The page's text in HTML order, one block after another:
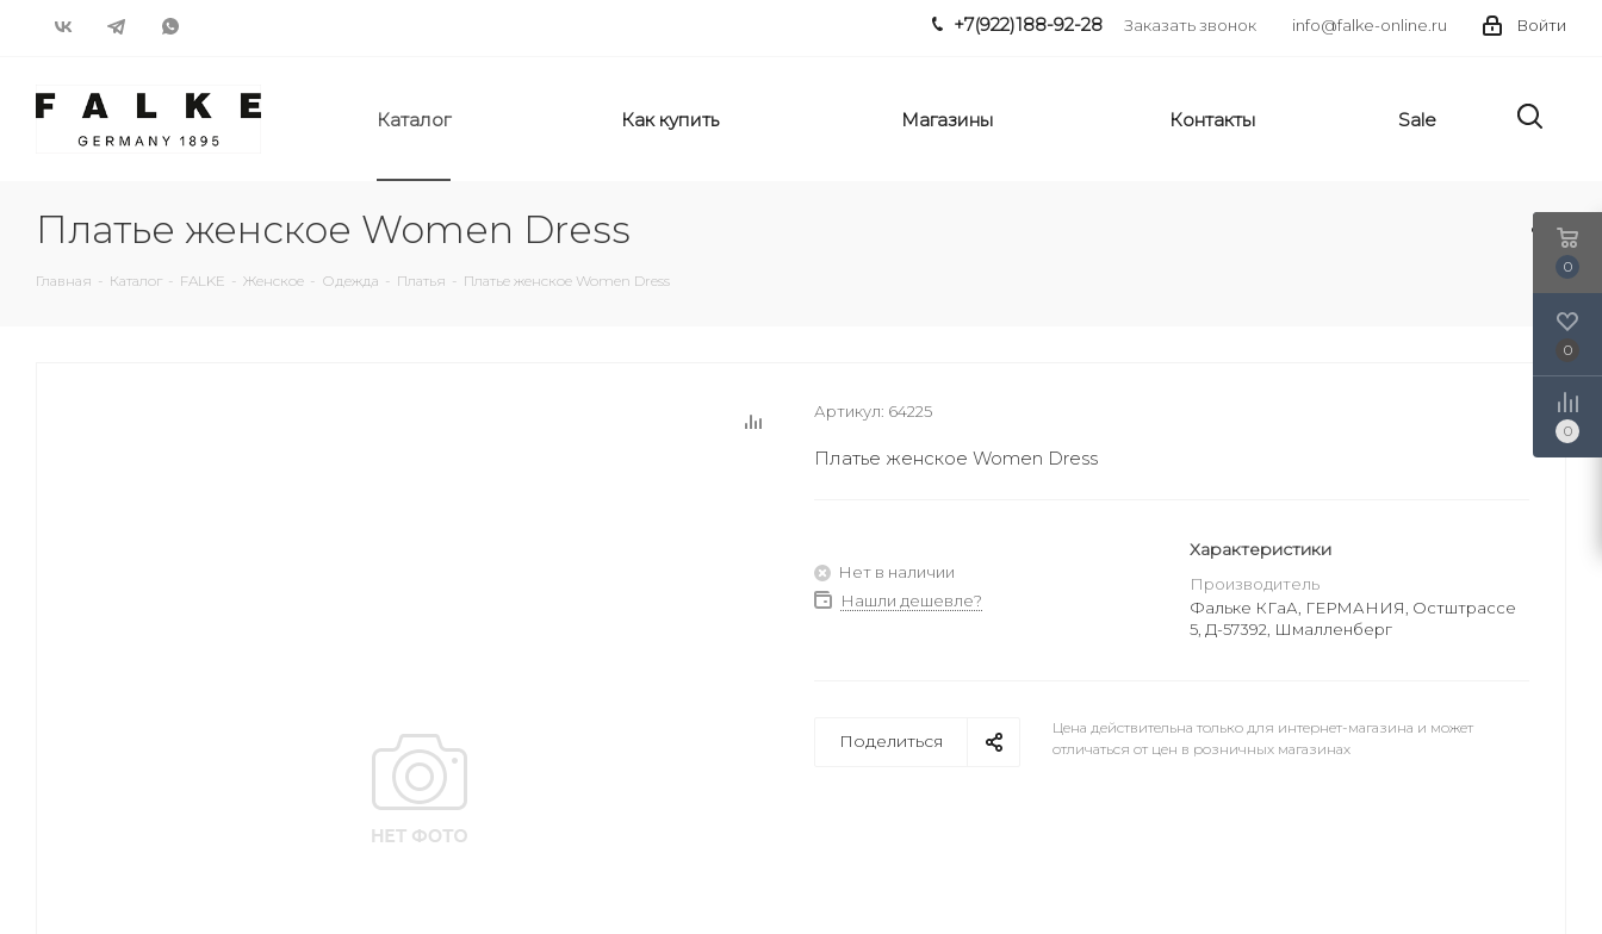
Войти
info@falke-online.ru
+7(922)188-92-28 Заказать звонок
Каталог Как купить Магазины Контакты Sale
Платье женское Women Dress
Главная - Каталог - FALKE - Женское - Одежда - Платья - Платье женское Women Dress
Артикул: 64225
Платье женское Women Dress
Нет в наличии
Нашли дешевле?
Характеристики
Производитель
Фальке КГаА, ГЕРМАНИЯ, Остштрассе
5, Д-57392, Шмалленберг
Поделиться
Цена действительна только для интернет-магазина и может
отличаться от цен в розничных магазинах
0
0
0